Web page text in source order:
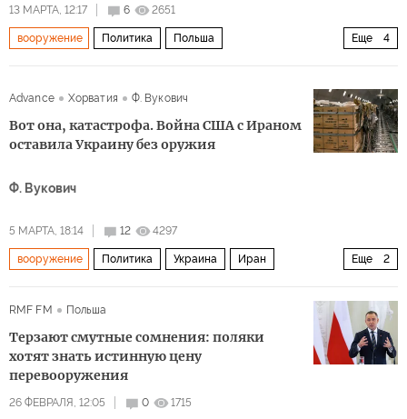
13 МАРТА, 12:17 6 2651
Еще 4
вооружение Политика Польша
Advance Хорватия Ф. Вукович
Вот она, катастрофа. Война США с Ираном
оставила Украину без оружия
Ф. Вукович
5 МАРТА, 18:14 12 4297
Еще 2
вооружение Политика Украина Иран
RMF FM
Польша
Терзают смутные сомнения: поляки
хотят знать истинную цену
перевооружения
26 ФЕВРАЛЯ, 12:05 0 1715